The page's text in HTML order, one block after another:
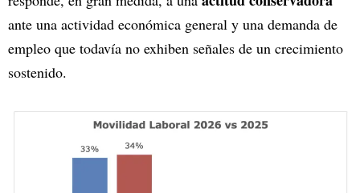
ante una actividad económica general y una demanda de
empleo que todavía no exhiben señales de un crecimiento
sostenido.